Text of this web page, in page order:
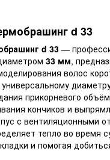
d 33
d 33 —
33 мм,
волос
прикорневого
кончиков и
с вентиляционными
тепло во время
и помогая